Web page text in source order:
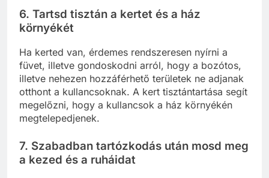
6. Tartsd tisztán a kertet és a ház
környékét
Ha kerted van, érdemes rendszeresen nyírni a
füvet, illetve gondoskodni arról, hogy a bozótos,
illetve nehezen hozzáférhető területek ne adjanak
otthont a kullancsoknak. A kert tisztántartása segít
megelőzni, hogy a kullancsok a ház környékén
megtelepedjenek.
7. Szabadban tartózkodás után mosd meg
a kezed és a ruháidat